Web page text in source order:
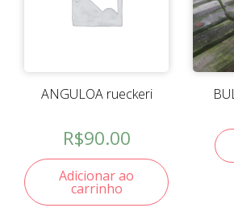
ANGULOA rueckeri
R$90.00
Adicionar ao
carrinho